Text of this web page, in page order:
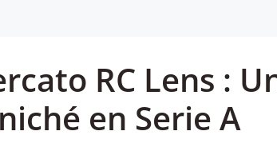
RC Lens :
en Serie A